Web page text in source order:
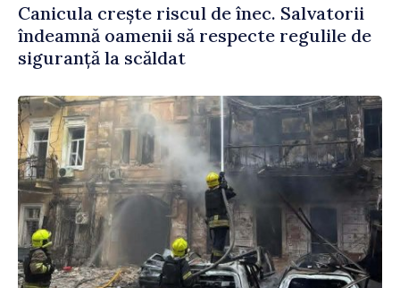
Canicula crește riscul de înec. Salvatorii
îndeamnă oamenii să respecte regulile de
siguranță la scăldat